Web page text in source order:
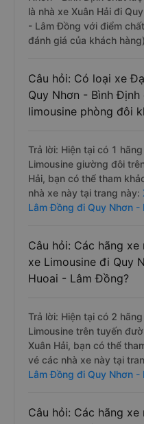
là nhà xe Xuân Hải đi
- Lâm Đồng với điểm
đánh giá của khách
Câu hỏi: Có loại xe
Quy Nhơn - Bình
limousine phòng đôi
Trả lời: Hiện tại có 1
Limousine giường đôi
Hải, bạn có thể tham
nhà xe này tại trang này:
Lâm Đồng đi Quy Nhơn -
Câu hỏi: Các hãng
xe Limousine đi Quy
Huoai - Lâm Đồng?
Trả lời: Hiện tại có 2
Limousine trên tuyến
Xuân Hải, bạn có thể
vé các nhà xe này tại
Lâm Đồng đi Quy Nhơn -
Câu hỏi: Các hãng